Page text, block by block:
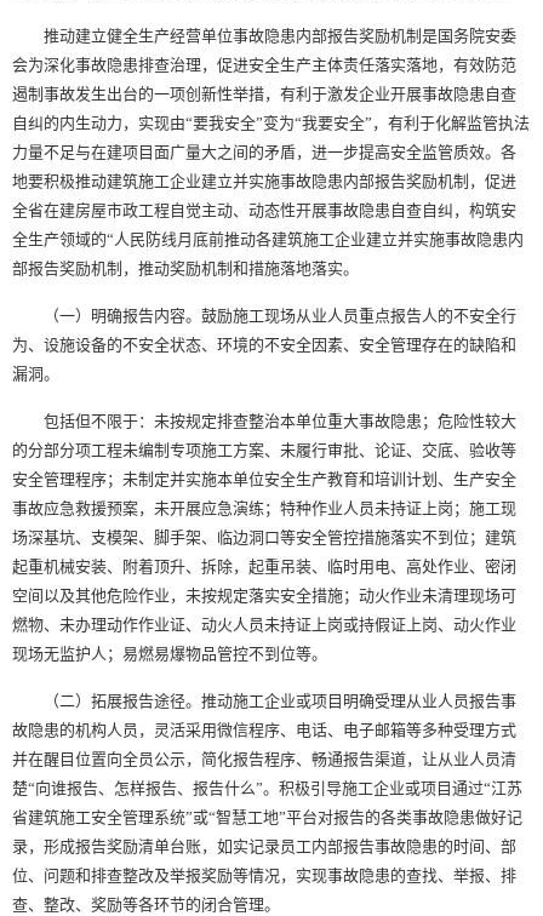
推动建立健全生产经营单位事故隐患内部报告奖励机制是国务院安委
会为深化事故隐患排查治理，促进安全生产主体责任落实落地，有效防范
遏制事故发生出台的一项创新性举措，有利于激发企业开展事故隐患自查
自纠的内生动力，实现由“要我安全”变为“我要安全”，有利于化解监管执法
力量不足与在建项目面广量大之间的矛盾，进一步提高安全监管质效。各
地要积极推动建筑施工企业建立并实施事故隐患内部报告奖励机制，促进
全省在建房屋市政工程自觉主动、动态性开展事故隐患自查自纠，构筑安
全生产领域的“人民防线月底前推动各建筑施工企业建立并实施事故隐患内
部报告奖励机制，推动奖励机制和措施落地落实。
（一）明确报告内容。鼓励施工现场从业人员重点报告人的不安全行
为、设施设备的不安全状态、环境的不安全因素、安全管理存在的缺陷和
漏洞。
包括但不限于：未按规定排查整治本单位重大事故隐患；危险性较大
的分部分项工程未编制专项施工方案、未履行审批、论证、交底、验收等
安全管理程序；未制定并实施本单位安全生产教育和培训计划、生产安全
事故应急救援预案，未开展应急演练；特种作业人员未持证上岗；施工现
场深基坑、支模架、脚手架、临边洞口等安全管控措施落实不到位；建筑
起重机械安装、附着顶升、拆除，起重吊装、临时用电、高处作业、密闭
空间以及其他危险作业，未按规定落实安全措施；动火作业未清理现场可
燃物、未办理动作作业证、动火人员未持证上岗或持假证上岗、动火作业
现场无监护人；易燃易爆物品管控不到位等。
（二）拓展报告途径。推动施工企业或项目明确受理从业人员报告事
故隐患的机构人员，灵活采用微信程序、电话、电子邮箱等多种受理方式
并在醒目位置向全员公示，简化报告程序、畅通报告渠道，让从业人员清
楚“向谁报告、怎样报告、报告什么”。积极引导施工企业或项目通过“江苏
省建筑施工安全管理系统”或“智慧工地”平台对报告的各类事故隐患做好记
录，形成报告奖励清单台账，如实记录员工内部报告事故隐患的时间、部
位、问题和排查整改及举报奖励等情况，实现事故隐患的查找、举报、排
查、整改、奖励等各环节的闭合管理。